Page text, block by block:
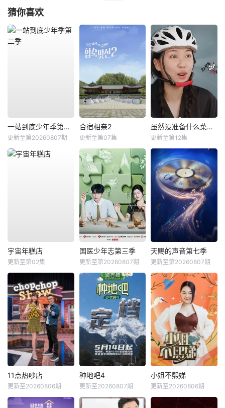
猜你喜欢
一站到底少年季第二季
更新至第20260807期
合宿相亲2
更新至第07集
虽然没准备什么菜第四季
更新至第12集
宇宙年糕店
更新至第02集
国医少年志第三季
更新至第20260807期
天赐的声音第七季
更新至第20260807期
11点热吵店
更新至20260806期
种地吧4
更新至20260807期
小姐不熙娣
更新至20260806期